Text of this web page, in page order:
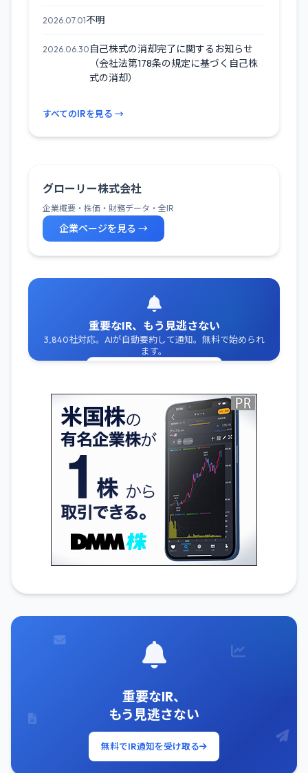
2026.07.01不明
2026.06.30 自己株式の消却完了に関するお知らせ
（会社法第178条の規定に基づく自己株
式の消却）
すべてのIRを見る →
グローリー株式会社
企業概要・株価・財務データ・全IR
企業ページを見る →
重要なIR、もう見逃さない
3,840社対応。AIが自動要約して通知。無料で始められ
ます。
重要なIR、
もう見逃さない
無料でIR通知を受け取る